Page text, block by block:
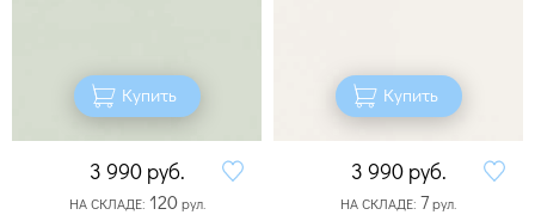
Купить
3 990 руб.
НА СКЛАДЕ: 120рул.
Купить
3 990 руб.
НА СКЛАДЕ: 7рул.